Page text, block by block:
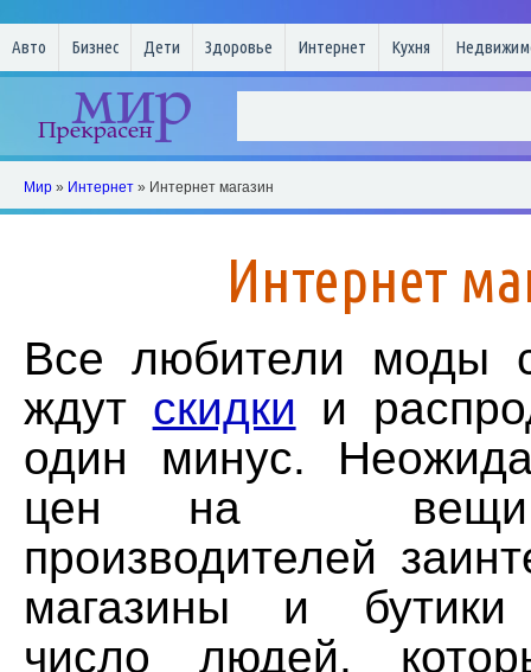
Авто Бизнес Дети Здоровье Интернет Кухня
Мир » Интернет » Интернет магазин
Интернет
Все любители моды
ждут скидки и
один минус.
цен на вещи
производителей
магазины и бутики
число людей,